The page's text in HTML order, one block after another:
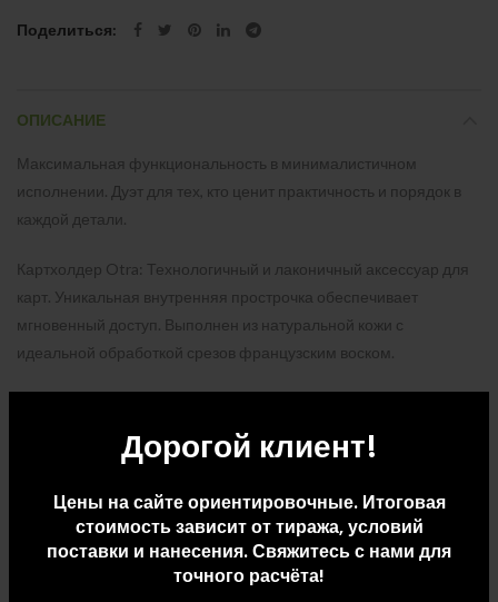
Дорогой клиент!
Цены на сайте ориентировочные. Итоговая
стоимость зависит от тиража, условий
поставки и нанесения. Свяжитесь с нами для
точного расчёта!
Поделиться
ОПИСАНИЕ
Максимальная функциональность в минималистичном
исполнении. Дуэт для тех, кто ценит практичность и порядок в
каждой детали.
Картхолдер Otra: Технологичный и лаконичный аксессуар для
карт. Уникальная внутренняя прострочка обеспечивает
мгновенный доступ. Выполнен из натуральной кожи с
идеальной обработкой срезов французским воском.
для самых важных ключей. Прочный кожаный ремешок с
надежным металлическим карабином, который невозможно
чтобы ключи всегда были под рукой и не терялись в глубине
Комплектация: картхолдер Otra, ключный ремешок с